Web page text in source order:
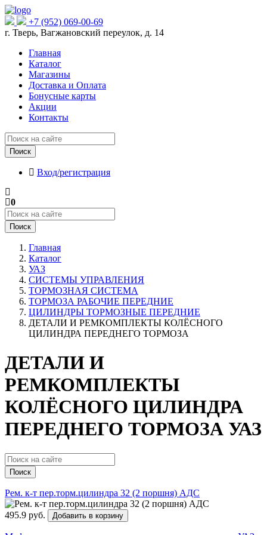
+7 (952) 069-00-69
г. Тверь, Вагжановский переулок, д. 14
Главная
Каталог
Магазины
Доставка и Оплата
Бонусные карты
Акции
Контакты
Поиск
Вход/регистрация
0
Поиск
Главная
Каталог
УАЗ
СИСТЕМЫ УПРАВЛЕНИЯ
ТОРМОЗНАЯ СИСТЕМА
ТОРМОЗА РАБОЧИЕ ПЕРЕДНИЕ
ЦИЛИНДРЫ ТОРМОЗНЫЕ ПЕРЕДНИЕ
ДЕТАЛИ И РЕМКОМПЛЕКТЫ КОЛЁСНОГО
ЦИЛИНДРА ПЕРЕДНЕГО ТОРМОЗА
ДЕТАЛИ И
РЕМКОМПЛЕКТЫ
КОЛЁСНОГО ЦИЛИНДРА
ПЕРЕДНЕГО ТОРМОЗА УАЗ
Поиск
Рем. к-т пер.торм.цилиндра 32 (2 поршня) АДС
495.9 руб. Добавить в корзину